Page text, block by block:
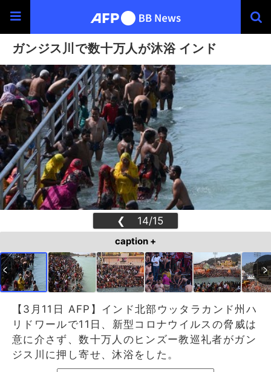
ガンジス川で数十万人が沐浴 インド
❮
14/15
❯
caption +
【3月11日 AFP】インド北部ウッタラカンド州ハ
リドワールで11日、新型コロナウイルスの脅威は
意に介さず、数十万人のヒンズー教巡礼者がガン
ジス川に押し寄せ、沐浴をした。